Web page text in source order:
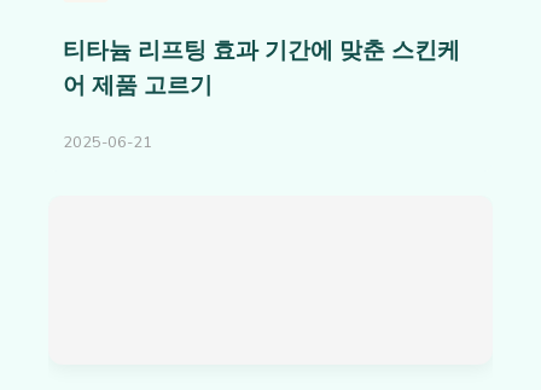
티타늄 리프팅 효과 기간에 맞춘 스킨케
어 제품 고르기
2025-06-21